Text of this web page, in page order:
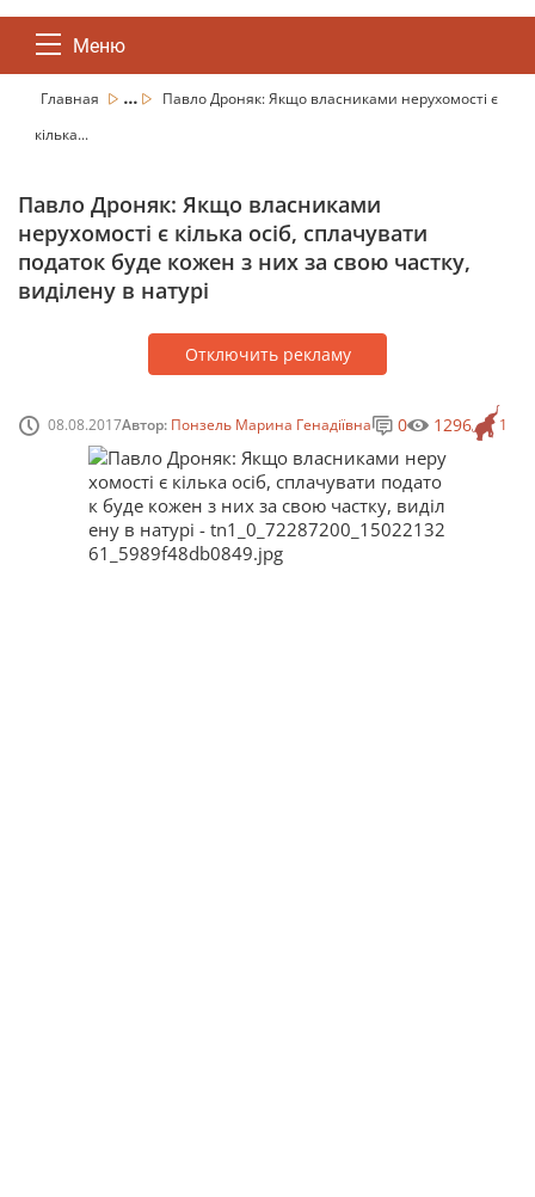
Меню
Главная ...
Павло Дроняк: Якщо власниками нерухомості є
кілька...
Павло Дроняк: Якщо власниками
нерухомості є кілька осіб, сплачувати
податок буде кожен з них за свою частку,
виділену в натурі
Отключить рекламу
08.08.2017Автор: Понзель Марина Генадіївна 1
0 1296